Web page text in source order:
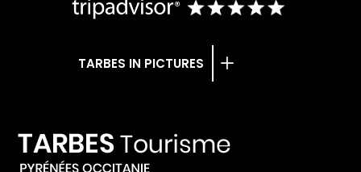
TARBES IN PICTURES